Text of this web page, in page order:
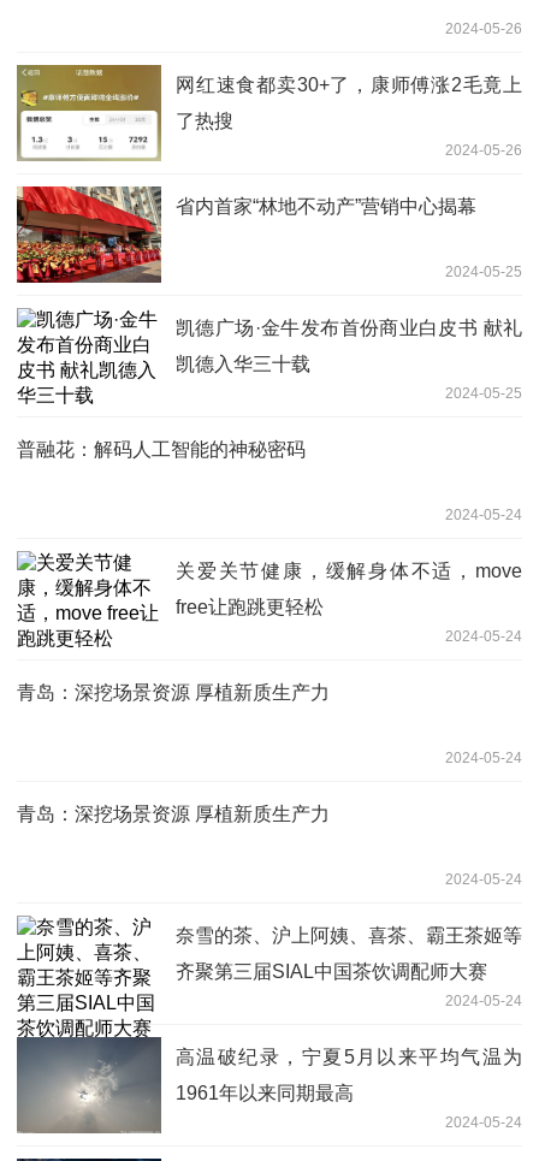
2024-05-26
网红速食都卖30+了，康师傅涨2毛竟上
了热搜
2024-05-26
省内首家“林地不动产”营销中心揭幕
2024-05-25
凯德广场·金牛发布首份商业白皮书 献礼
凯德入华三十载
2024-05-25
普融花：解码人工智能的神秘密码
2024-05-24
关爱关节健康，缓解身体不适，move
free让跑跳更轻松
2024-05-24
青岛：深挖场景资源 厚植新质生产力
2024-05-24
青岛：深挖场景资源 厚植新质生产力
2024-05-24
奈雪的茶、沪上阿姨、喜茶、霸王茶姬等
齐聚第三届SIAL中国茶饮调配师大赛
2024-05-24
高温破纪录，宁夏5月以来平均气温为
1961年以来同期最高
2024-05-24